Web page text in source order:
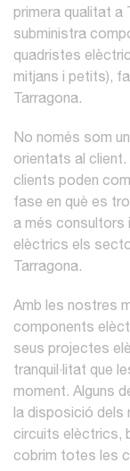
primera qualitat a
subministra
quadristes
mitjans i petits),
Tarragona.
No només som
orientats al client.
clients poden
fase en què es
a més consultors
elèctrics els
Tarragona.
Amb les nostres
components
seus projectes
tranquil·litat que
moment. Alguns
la disposició dels
circuits elèctrics,
cobrim totes les